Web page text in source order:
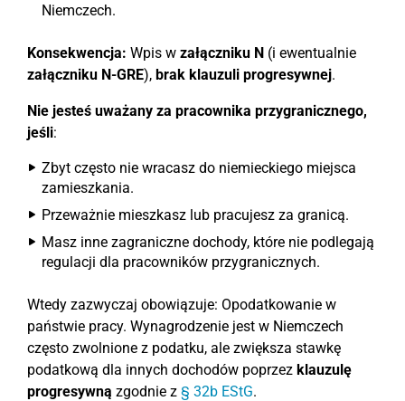
Niemczech.
Konsekwencja: Wpis w załączniku N (i ewentualnie
załączniku N-GRE), brak klauzuli progresywnej.
Nie jesteś uważany za pracownika przygranicznego,
jeśli:
Zbyt często nie wracasz do niemieckiego miejsca
zamieszkania.
Przeważnie mieszkasz lub pracujesz za granicą.
Masz inne zagraniczne dochody, które nie podlegają
regulacji dla pracowników przygranicznych.
Wtedy zazwyczaj obowiązuje: Opodatkowanie w
państwie pracy. Wynagrodzenie jest w Niemczech
często zwolnione z podatku, ale zwiększa stawkę
podatkową dla innych dochodów poprzez klauzulę
progresywną zgodnie z § 32b EStG.